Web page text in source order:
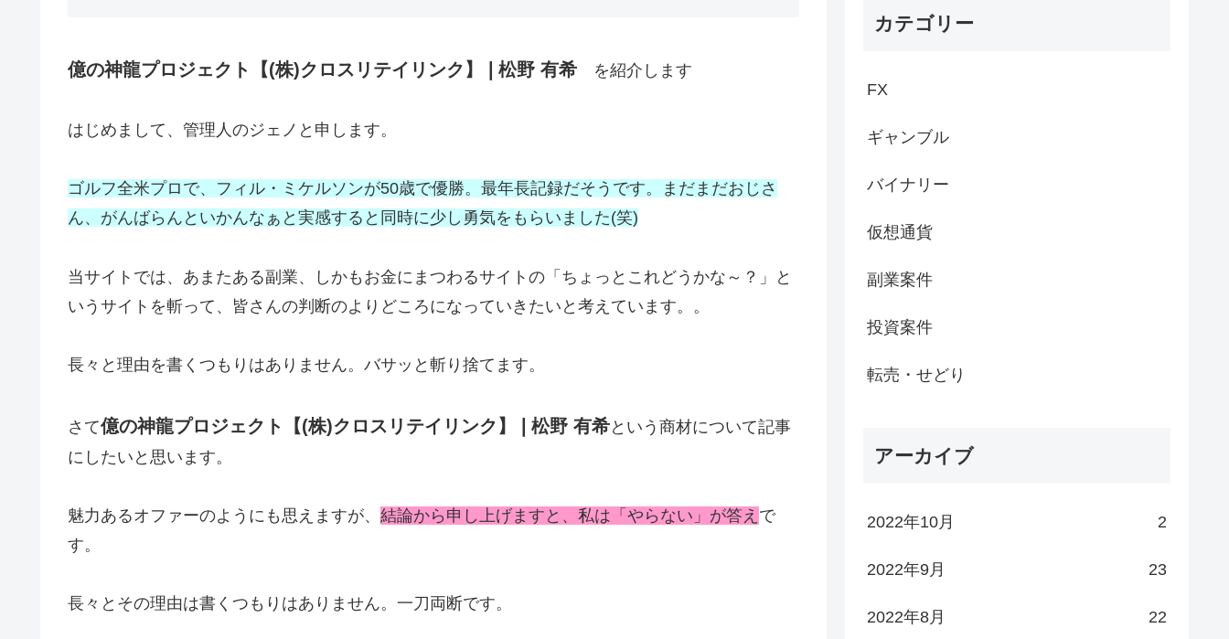
億の神龍プロジェクト【(株)クロスリテイリンク】❘松野 有希 を紹介します
はじめまして、管理人のジェノと申します。
ゴルフ全米プロで、フィル・ミケルソンが50歳で優勝。最年長記録だそうです。まだまだおじさ
ん、がんばらんといかんなぁと実感すると同時に少し勇気をもらいました(笑)
当サイトでは、あまたある副業、しかもお金にまつわるサイトの「ちょっとこれどうかな～？」と
いうサイトを斬って、皆さんの判断のよりどころになっていきたいと考えています。。
長々と理由を書くつもりはありません。バサッと斬り捨てます。
さて億の神龍プロジェクト【(株)クロスリテイリンク】❘松野 有希という商材について記事
にしたいと思います。
魅力あるオファーのようにも思えますが、 結論から申し上げますと、私は「やらない」が答え で
す。
長々とその理由は書くつもりはありません。一刀両断です。
カテゴリー
FX
ギャンブル
バイナリー
仮想通貨
副業案件
投資案件
転売・せどり
アーカイブ
2022年10月 2
2022年9月 23
2022年8月 22